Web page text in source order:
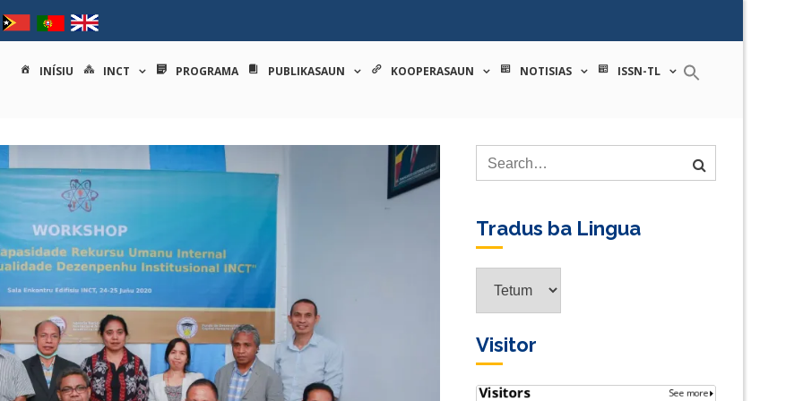
nacional de ciências e tecnologia
INÍSIU INCT PROGRAMA PUBLIKASAUN KOOPERASAUN NOTISIAS ISSN-TL
Tradus ba Lingua
Visitor